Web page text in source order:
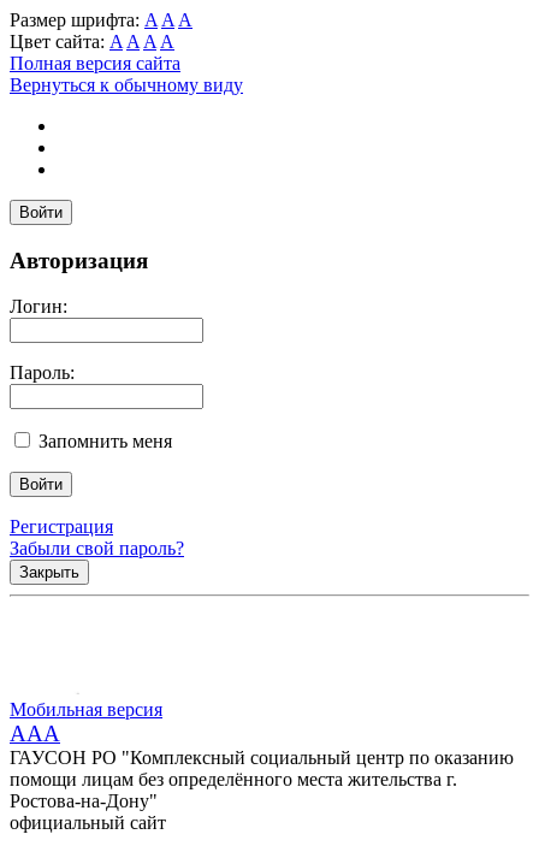
Размер шрифта: A A A
Цвет сайта: A A A A
Полная версия сайта
Вернуться к обычному виду
Войти
Авторизация
Логин:
Пароль:
Запомнить меня
Регистрация
Забыли свой пароль?
Закрыть
Мобильная версия
AAA
ГАУСОН РО "Комплексный социальный центр по оказанию
помощи лицам без определённого места жительства г.
Ростова-на-Дону"
официальный сайт